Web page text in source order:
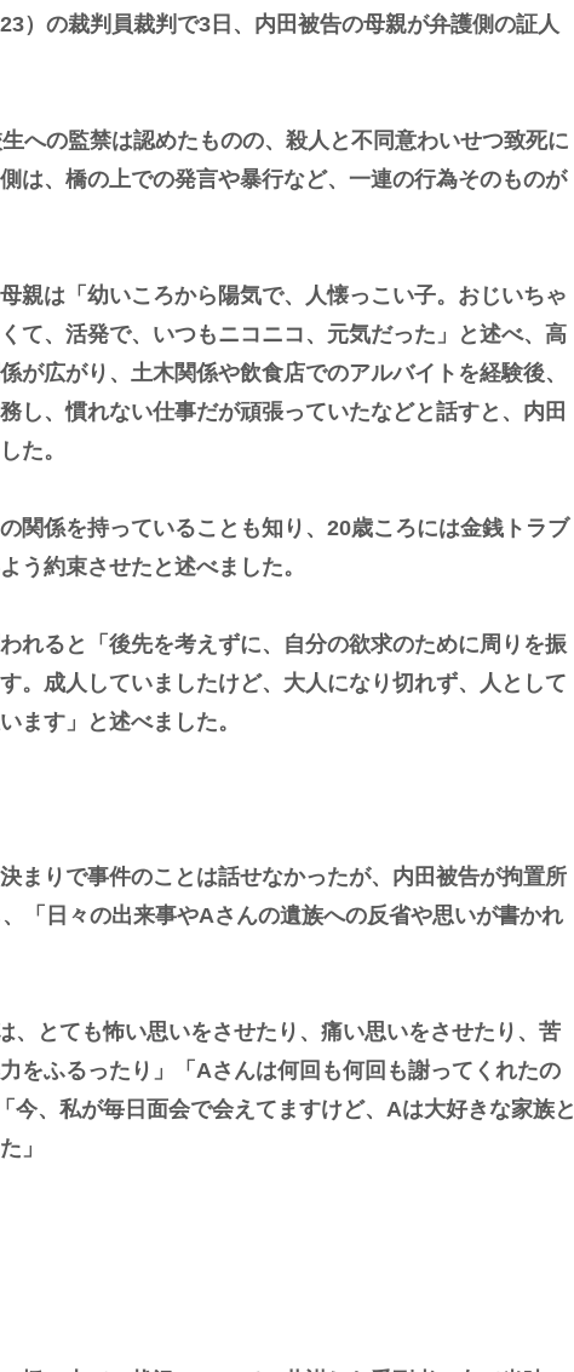
）の裁判員裁判で3日、内田被告の母親が弁護側の証人
への監禁は認めたものの、殺人と不同意わいせつ致死に
は、橋の上での発言や暴行など、一連の行為そのものが
親は「幼いころから陽気で、人懐っこい子。おじいちゃ
て、活発で、いつもニコニコ、元気だった」と述べ、高
が広がり、土木関係や飲食店でのアルバイトを経験後、
し、慣れない仕事だが頑張っていたなどと話すと、内田
た。
関係を持っていることも知り、20歳ころには金銭トラブ
う約束させたと述べました。
れると「後先を考えずに、自分の欲求のために周りを振
。成人していましたけど、大人になり切れず、人として
ます」と述べました。
まりで事件のことは話せなかったが、内田被告が拘置所
「日々の出来事やAさんの遺族への反省や思いが書かれ
、とても怖い思いをさせたり、痛い思いをさせたり、苦
をふるったり」「Aさんは何回も何回も謝ってくれたの
今、私が毎日面会で会えてますけど、Aは大好きな家族と
」